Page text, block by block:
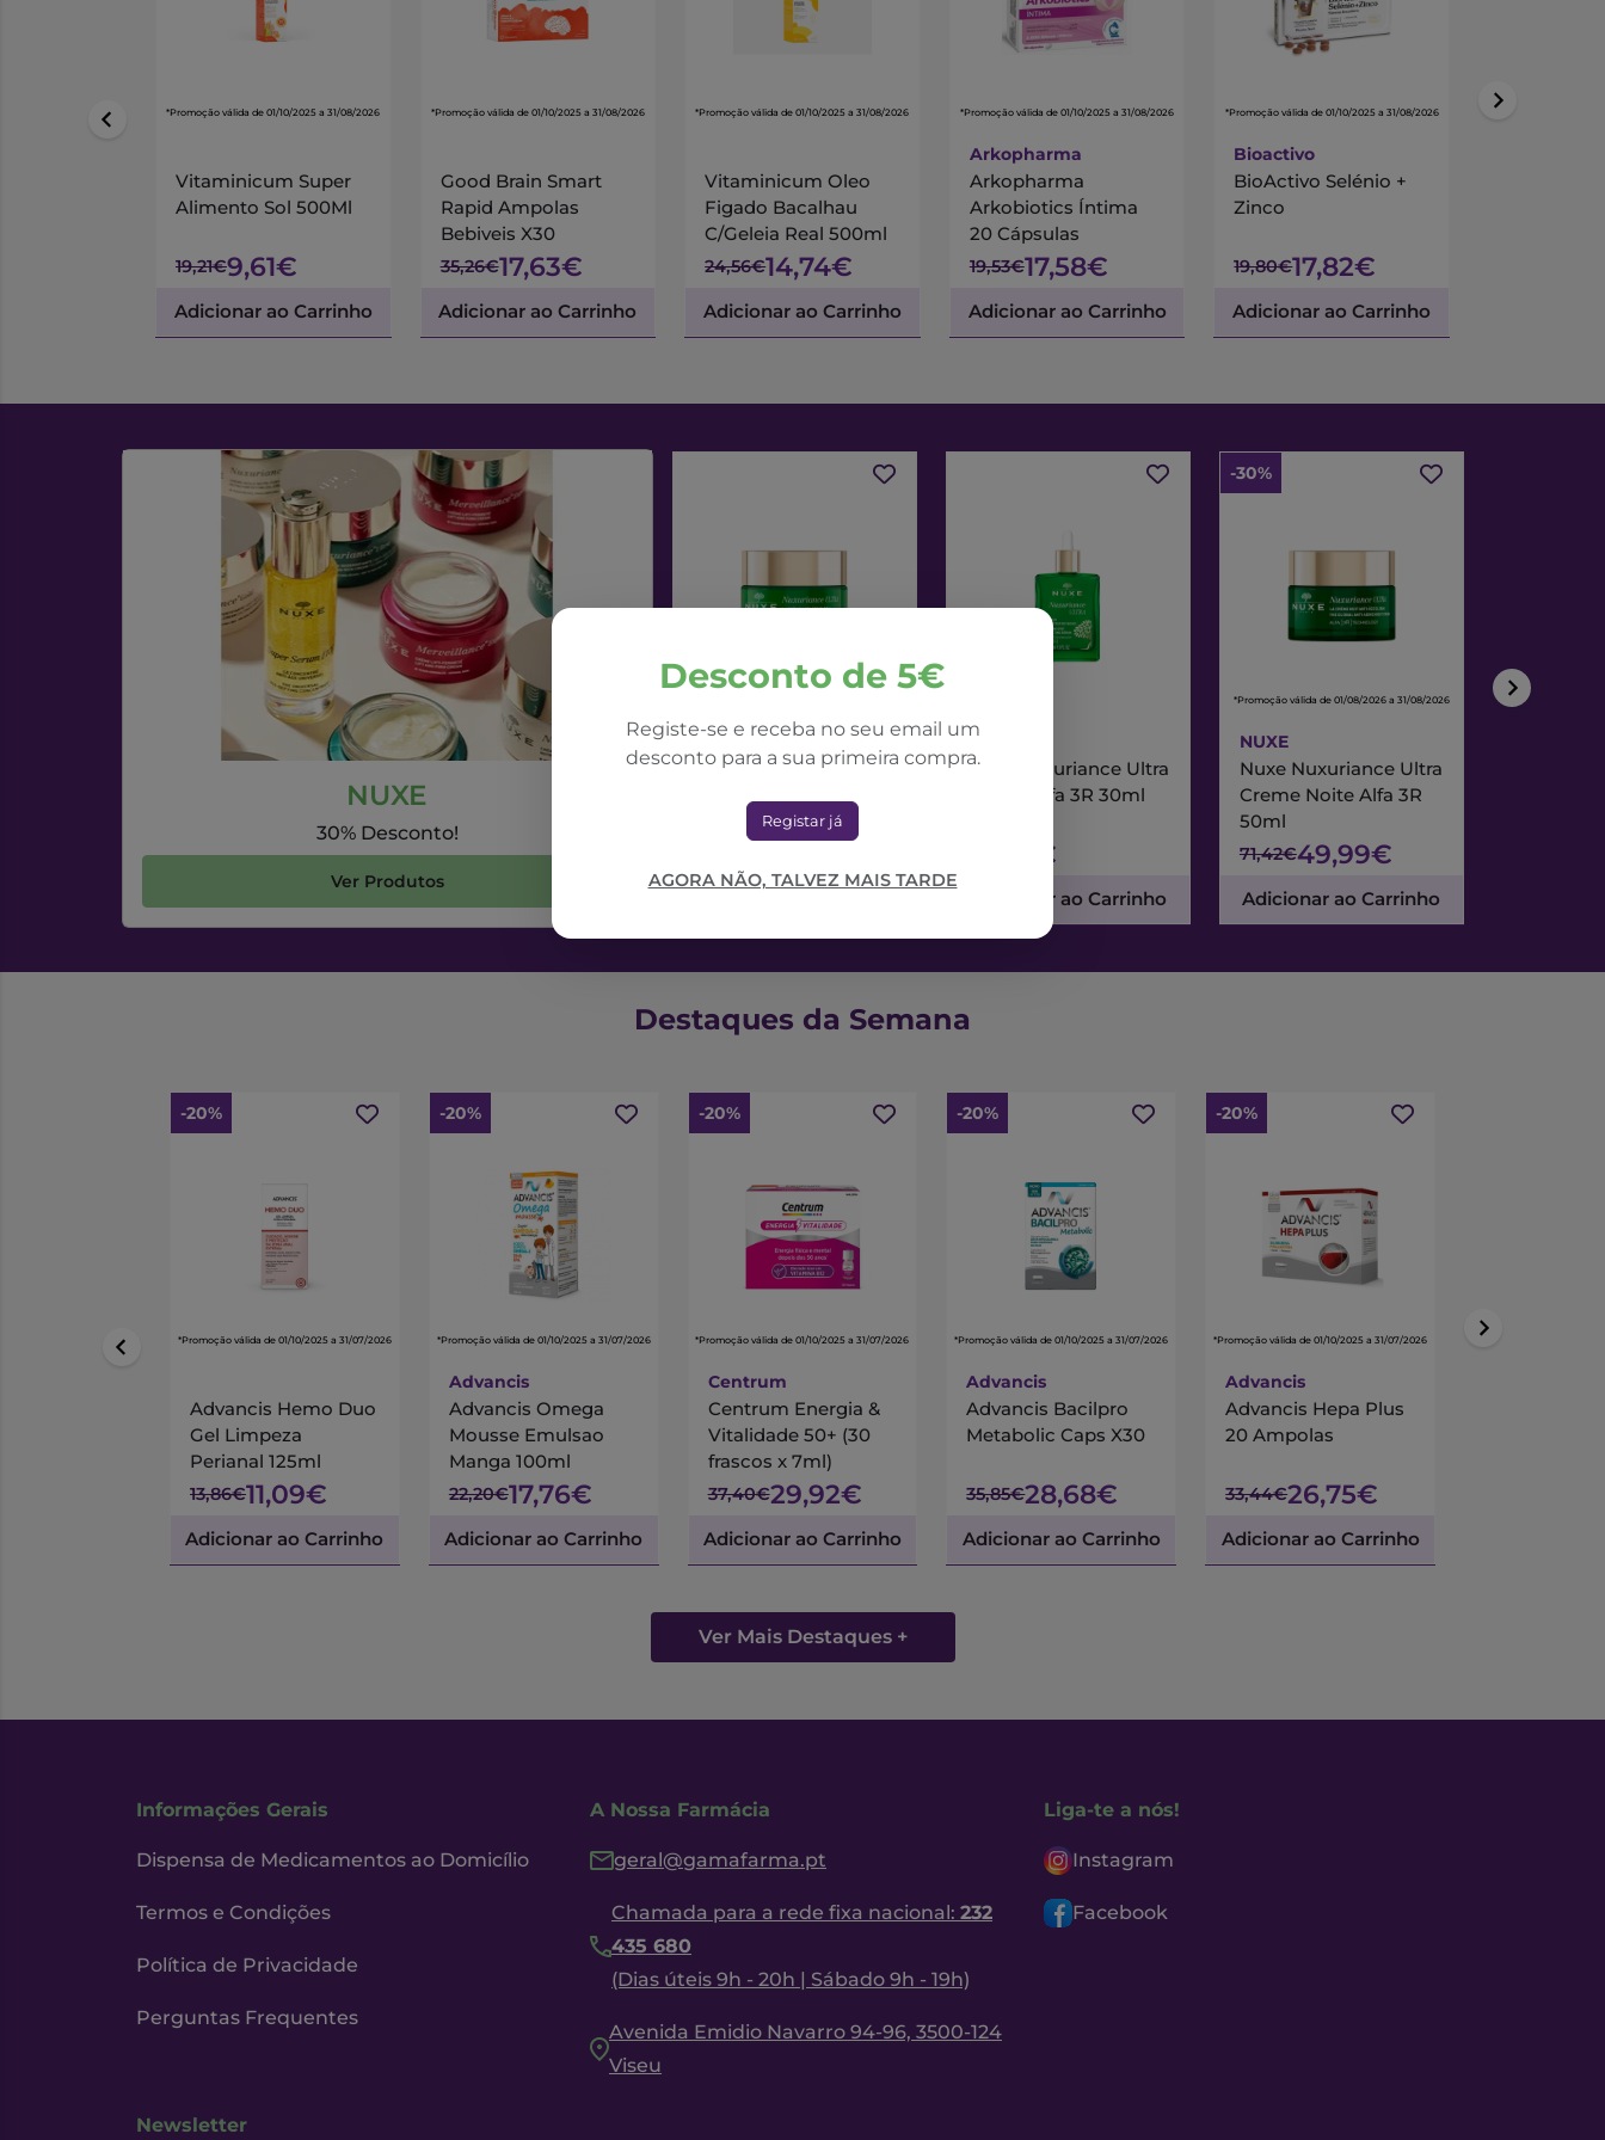
Desconto de 5€
Registe-se e receba no seu email um
desconto para a sua primeira compra.
Registar já
AGORA NÃO, TALVEZ MAIS TARDE
*Promoção válida de 01/10/2025 a 31/08/2026
Vitaminicum Super
Alimento Sol 500Ml
19,21€9,61€
Adicionar ao Carrinho
*Promoção válida de 01/10/2025 a 31/08/2026
Good Brain Smart
Rapid Ampolas
Bebiveis X30
35,26€17,63€
Adicionar ao Carrinho
*Promoção válida de 01/10/2025 a 31/08/2026
Vitaminicum Oleo
Figado Bacalhau
C/Geleia Real 500ml
24,56€14,74€
Adicionar ao Carrinho
*Promoção válida de 01/10/2025 a 31/08/2026
Arkopharma
Arkopharma
Arkobiotics Íntima
20 Cápsulas
19,53€17,58€
Adicionar ao Carrinho
*Promoção válida de 01/10/2025 a 31/08/2026
Bioactivo
BioActivo Selénio +
Zinco
19,80€17,82€
Adicionar ao Carrinho
*Promoção válida de
NUXE
30% Desconto!
Ver Produtos
NUXE
Nuxe Nuxuriance Ultra
NUXE
Nuxe Nuxuriance Ultra
Sérum Alfa 3R 30ml
73,56€
Adicionar ao Carrinho
-30%
*Promoção válida de 01/08/2026 a 31/08/2026
NUXE
Nuxe Nuxuriance Ultra
Creme Noite Alfa 3R
50ml
71,42€49,99€
Adicionar ao Carrinho
*Promoção válida
Destaques da Semana
-20%
*Promoção válida de 01/10/2025 a 31/07/2026
Advancis Hemo Duo
Gel Limpeza
Perianal 125ml
13,86€11,09€
Adicionar ao Carrinho
-20%
*Promoção válida de 01/10/2025 a 31/07/2026
Advancis
Advancis Omega
Mousse Emulsao
Manga 100ml
22,20€17,76€
Adicionar ao Carrinho
-20%
*Promoção válida de 01/10/2025 a 31/07/2026
Centrum
Centrum Energia &
Vitalidade 50+ (30
frascos x 7ml)
37,40€29,92€
Adicionar ao Carrinho
-20%
*Promoção válida de 01/10/2025 a 31/07/2026
Advancis
Advancis Bacilpro
Metabolic Caps X30
35,85€28,68€
Adicionar ao Carrinho
-20%
*Promoção válida de 01/10/2025 a 31/07/2026
Advancis
Advancis Hepa Plus
20 Ampolas
33,44€26,75€
Adicionar ao Carrinho
*Promoção válida de 01/
Ver Mais Destaques +
Informações Gerais
Dispensa de Medicamentos ao Domicílio
Termos e Condições
Política de Privacidade
Perguntas Frequentes
A Nossa Farmácia
geral@gamafarma.pt
Chamada para a rede fixa nacional: 232
435 680
(Dias úteis 9h - 20h | Sábado 9h - 19h)
Avenida Emidio Navarro 94-96, 3500-124
Viseu
Liga-te a nós!
Instagram
Facebook
Newsletter